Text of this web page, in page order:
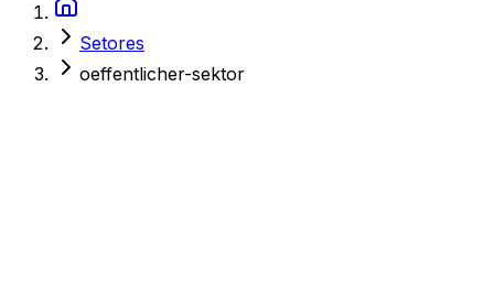
Setores
oeffentlicher-sektor